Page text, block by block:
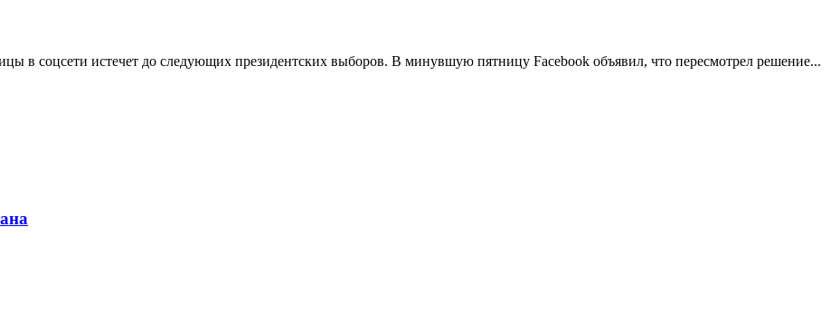
в соцсети истечет до следующих президентских выборов. В минувшую пятницу Facebook объявил, что пересмотрел решение...